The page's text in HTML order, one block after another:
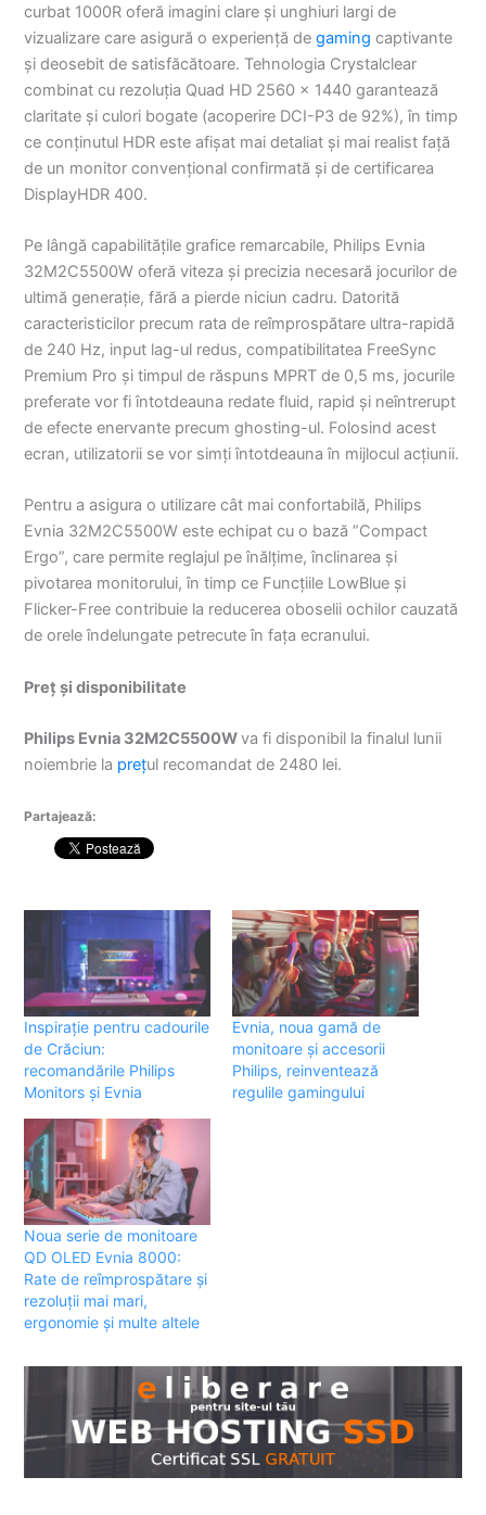
curbat 1000R oferă imagini clare și unghiuri largi de
vizualizare care asigură o experiență degaming captivante
și deosebit de satisfăcătoare. Tehnologia Crystalclear
combinat cu rezoluția Quad HD 2560 x 1440 garantează
claritate și culori bogate (acoperire DCI-P3 de 92%), în timp
ce conținutul HDR este afișat mai detaliat și mai realist față
de un monitor convențional confirmată și de certificarea
DisplayHDR 400.
Pe lângă capabilitățile grafice remarcabile, Philips Evnia
32M2C5500W oferă viteza și precizia necesară jocurilor de
ultimă generație, fără a pierde niciun cadru. Datorită
caracteristicilor precum rata de reîmprospătare ultra-rapidă
de 240 Hz, input lag-ul redus, compatibilitatea FreeSync
Premium Pro și timpul de răspuns MPRT de 0,5 ms, jocurile
preferate vor fi întotdeauna redate fluid, rapid și neîntrerupt
de efecte enervante precum ghosting-ul. Folosind acest
ecran, utilizatorii se vor simți întotdeauna în mijlocul acțiunii.
Pentru a asigura o utilizare cât mai confortabilă, Philips
Evnia 32M2C5500W este echipat cu o bază ”Compact
Ergo”, care permite reglajul pe înălțime, înclinarea și
pivotarea monitorului, în timp ce Funcțiile LowBlue și
Flicker-Free contribuie la reducerea oboselii ochilor cauzată
de orele îndelungate petrecute în fața ecranului.
Preț și disponibilitate
Philips Evnia 32M2C5500Wva fi disponibil la finalul lunii
noiembrie la prețul recomandat de 2480 lei.
Partajează:
Inspirație pentru cadourile
de Crăciun:
recomandările Philips
Monitors și Evnia
Evnia, noua gamă de
monitoare și accesorii
Philips, reinventează
regulile gamingului
Noua serie de monitoare
QD OLED Evnia 8000:
Rate de reîmprospătare și
rezoluții mai mari,
ergonomie și multe altele